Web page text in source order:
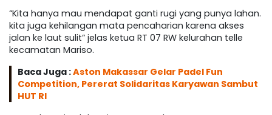
“Kita hanya mau mendapat ganti rugi yang punya lahan.
kita juga kehilangan mata pencaharian karena akses
jalan ke laut sulit” jelas ketua RT 07 RW kelurahan telle
kecamatan Mariso.
Baca Juga :Aston Makassar Gelar Padel Fun
Competition, Pererat Solidaritas Karyawan Sambut
HUT RI